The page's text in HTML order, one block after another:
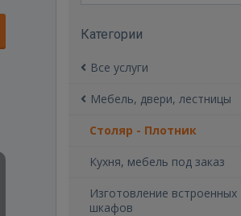
Категории
Все услуги
Мебель, двери, лестницы
Столяр - Плотник
Кухня, мебель под заказ
Изготовление встроенных
шкафов